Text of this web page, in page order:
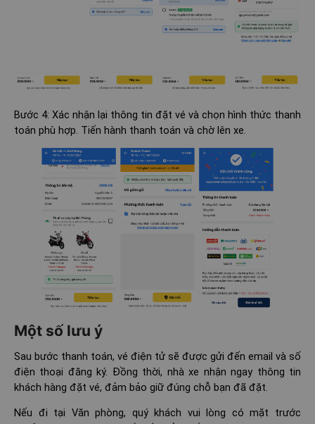
Bước 4: Xác nhận lại thông tin đặt vé và chọn hình thức thanh
toán phù hợp. Tiến hành thanh toán và chờ lên xe.
Một số lưu ý
Sau bước thanh toán, vé điện tử sẽ được gửi đến email và số
điện thoại đăng ký. Đồng thời, nhà xe nhận ngay thông tin
khách hàng đặt vé, đảm bảo giữ đúng chỗ bạn đã đặt.
Nếu đi tại Văn phòng, quý khách vui lòng có mặt trước